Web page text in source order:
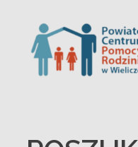
– POSZUKUJEMY